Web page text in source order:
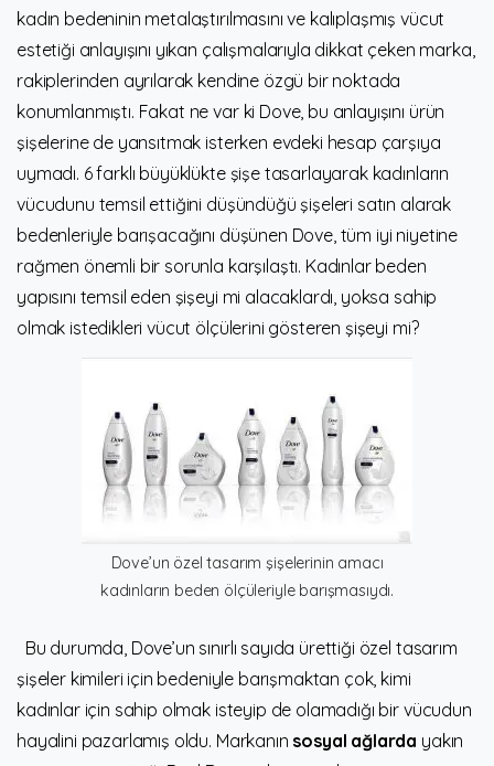
kadın bedeninin metalaştırılmasını ve kalıplaşmış vücut
estetiği anlayışını yıkan çalışmalarıyla dikkat çeken marka,
rakiplerinden ayrılarak kendine özgü bir noktada
konumlanmıştı. Fakat ne var ki Dove, bu anlayışını ürün
şişelerine de yansıtmak isterken evdeki hesap çarşıya
uymadı. 6 farklı büyüklükte şişe tasarlayarak kadınların
vücudunu temsil ettiğini düşündüğü şişeleri satın alarak
bedenleriyle barışacağını düşünen Dove, tüm iyi niyetine
rağmen önemli bir sorunla karşılaştı. Kadınlar beden
yapısını temsil eden şişeyi mi alacaklardı, yoksa sahip
olmak istedikleri vücut ölçülerini gösteren şişeyi mi?
Dove’un özel tasarım şişelerinin amacı
kadınların beden ölçüleriyle barışmasıydı.
Bu durumda, Dove’un sınırlı sayıda ürettiği özel tasarım
şişeler kimileri için bedeniyle barışmaktan çok, kimi
kadınlar için sahip olmak isteyip de olamadığı bir vücudun
hayalini pazarlamış oldu. Markanın sosyal ağlarda yakın